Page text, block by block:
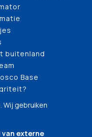
buitenland
Base
Wij gebruiken
van externe